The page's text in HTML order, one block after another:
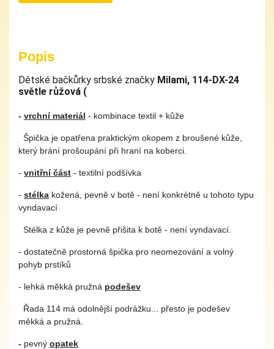
Popis
Dětské bačkůrky srbské značky Milami, 114-DX-24
světle růžová (
- vrchní materiál - kombinace textil + kůže
Špička je opatřena praktickým okopem z broušené kůže,
který brání prošoupání při hraní na koberci.
- vnitřní část - textilní podšívka
- stélka kožená, pevně v botě - není konkrétně u tohoto typu
vyndavací
Stélka z kůže je pevně přišita k botě - není vyndavací.
- dostatečně prostorná špička pro neomezování a volný
pohyb prstíků
- lehká měkká pružná podešev
Řada 114 má odolnější podrážku... přesto je podešev
měkká a pružná.
- pevný opatek